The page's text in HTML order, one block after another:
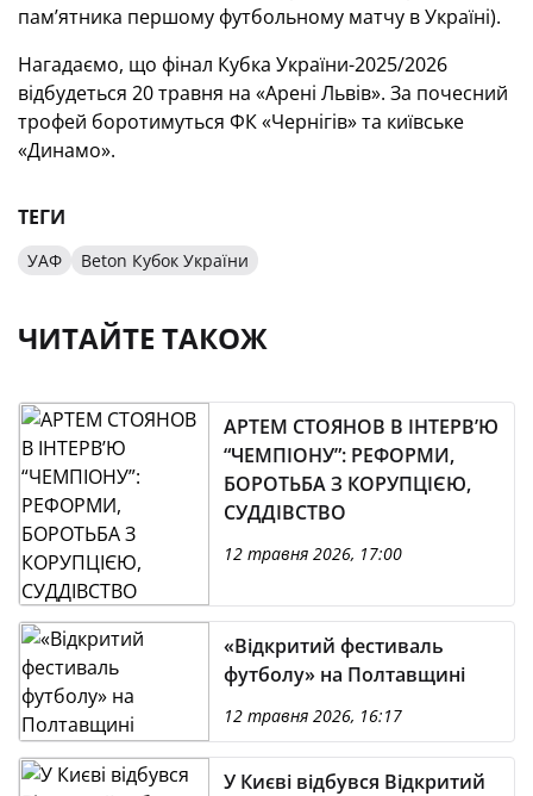
пам’ятника першому футбольному матчу в Україні).
Нагадаємо, що фінал Кубка України-2025/2026
відбудеться 20 травня на «Арені Львів». За почесний
трофей боротимуться ФК «Чернігів» та київське
«Динамо».
ТЕГИ
УАФ Beton Кубок України
ЧИТАЙТЕ ТАКОЖ
АРТЕМ СТОЯНОВ В ІНТЕРВ’Ю
“ЧЕМПІОНУ”: РЕФОРМИ,
БОРОТЬБА З КОРУПЦІЄЮ,
СУДДІВСТВО
12 травня 2026, 17:00
«Відкритий фестиваль
футболу» на Полтавщині
12 травня 2026, 16:17
У Києві відбувся Відкритий